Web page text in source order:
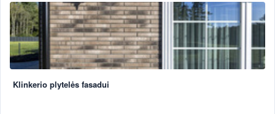
Klinkerio plytelės fasadui